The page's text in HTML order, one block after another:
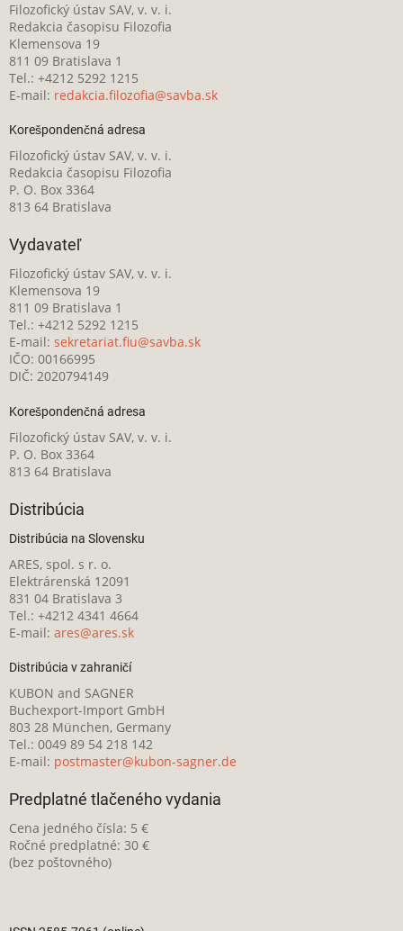
Filozofický ústav SAV, v. v. i.
Redakcia časopisu Filozofia
Klemensova 19
811 09 Bratislava 1
Tel.: +4212 5292 1215
E-mail: redakcia.filozofia@savba.sk
Korešpondenčná adresa
Filozofický ústav SAV, v. v. i.
Redakcia časopisu Filozofia
P. O. Box 3364
813 64 Bratislava
Vydavateľ
Filozofický ústav SAV, v. v. i.
Klemensova 19
811 09 Bratislava 1
Tel.: +4212 5292 1215
E-mail: sekretariat.fiu@savba.sk
IČO: 00166995
DIČ: 2020794149
Korešpondenčná adresa
Filozofický ústav SAV, v. v. i.
P. O. Box 3364
813 64 Bratislava
Distribúcia
Distribúcia na Slovensku
ARES, spol. s r. o.
Elektrárenská 12091
831 04 Bratislava 3
Tel.: +4212 4341 4664
E-mail: ares@ares.sk
Distribúcia v zahraničí
KUBON and SAGNER
Buchexport-Import GmbH
803 28 München, Germany
Tel.: 0049 89 54 218 142
E-mail: postmaster@kubon-sagner.de
Predplatné tlačeného vydania
Cena jedného čísla: 5 €
Ročné predplatné: 30 €
(bez poštovného)